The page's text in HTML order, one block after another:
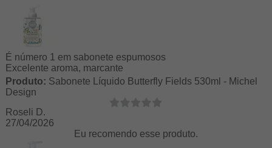
É número 1 em sabonete espumosos
Excelente aroma, marcante
Produto: Sabonete Líquido Butterfly Fields 530ml - Michel
Design
Roseli D.
27/04/2026
Eu recomendo esse produto.